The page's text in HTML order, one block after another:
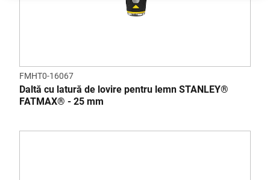
FMHT0-16067
Daltă cu latură de lovire pentru lemn STANLEY®
FATMAX® - 25 mm